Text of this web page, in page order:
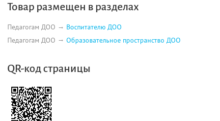
Товар размещен в разделах
Педагогам ДОО
Воспитателю ДОО
Педагогам ДОО
Образовательное пространство ДОО
QR-код страницы